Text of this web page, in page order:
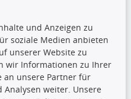
angezeigten Daten,
die gesamte Datenbank,
kopiert werden. Es ist zu
Datenbank ohne
zu vervielfältigen, zu
und Anzeigen zu
soziale Medien anbieten
unserer Website zu
wir Informationen zu Ihrer
an unsere Partner für
Analysen weiter. Unsere